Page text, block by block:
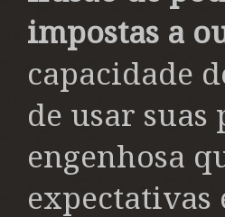
impostas a
capacidade
de usar
engenhosa
expectativas